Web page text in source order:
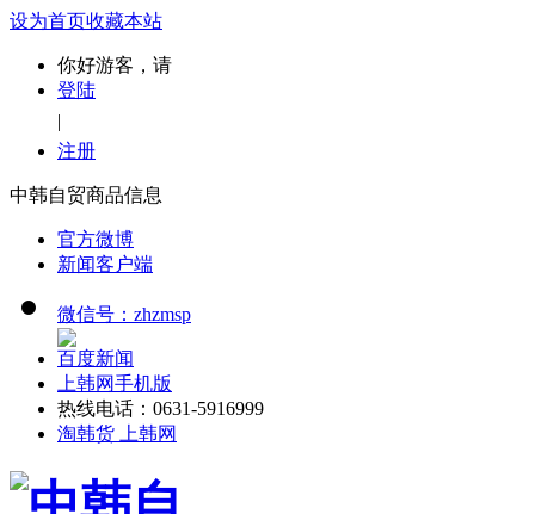
设为首页收藏本站
你好游客，请
登陆
|
注册
中韩自贸商品信息
官方微博
新闻客户端
微信号：zhzmsp
百度新闻
上韩网手机版
热线电话：0631-5916999
淘韩货 上韩网